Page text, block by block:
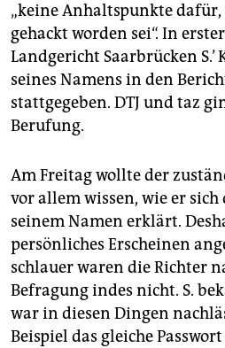
„keine Anhaltspunkte dafür,
gehackt worden sei“. In
Landgericht Saarbrücken S.’
seines Namens in den
stattgegeben. DTJ und taz
Berufung.
Am Freitag wollte der
vor allem wissen, wie er sich
seinem Namen erklärt.
persönliches Erscheinen
schlauer waren die Richter
Befragung indes nicht. S.
war in diesen Dingen
Beispiel das gleiche